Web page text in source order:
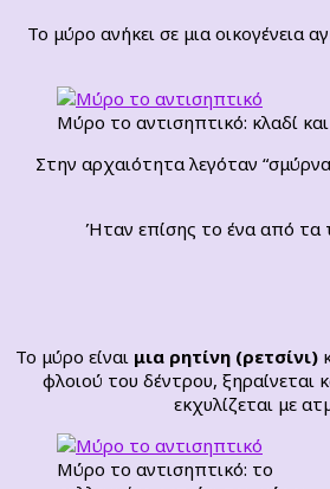
Το μύρο ανήκει σε μια
Μύρο το αντισηπτικό: κλαδί
Στην αρχαιότητα λεγόταν
Ήταν επίσης το ένα από τα
Το μύρο είναι μια ρητίνη (ρετσίνι)
φλοιού του δέντρου, ξηραίνεται
εκχυλίζεται με
Μύρο το αντισηπτικό: το